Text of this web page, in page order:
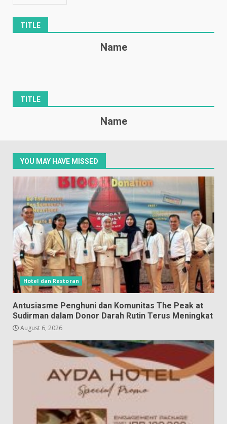
TITLE
Name
TITLE
Name
YOU MAY HAVE MISSED
Hotel dan Restoran
Antusiasme Penghuni dan Komunitas The Peak at
Sudirman dalam Donor Darah Rutin Terus Meningkat
August 6, 2026